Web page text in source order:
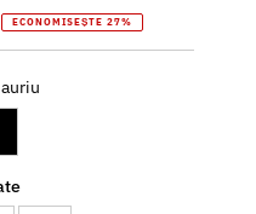
ECONOMISEȘTE 27%
auriu